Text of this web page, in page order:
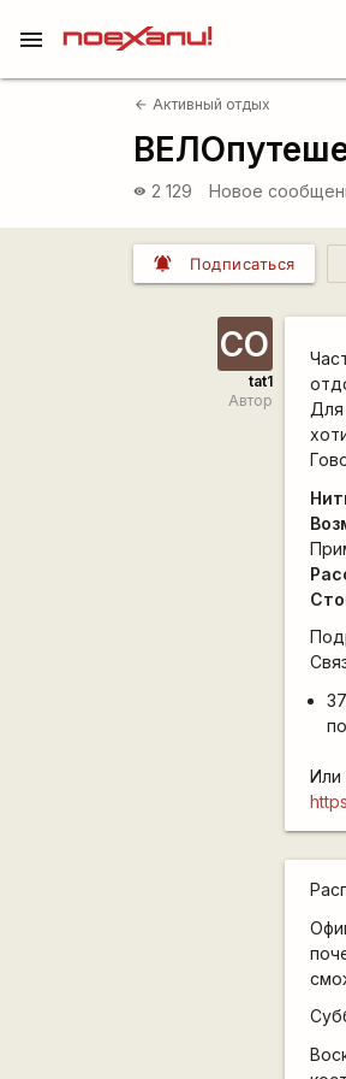
menu
arrow_back Активный отдых
visibility 2 129 Новое
notifications_active Подписаться
СО
tat1
Автор
Для
Или